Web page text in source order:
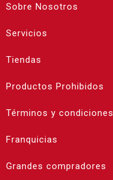
Sobre Nosotros
Servicios
Tiendas
Productos Prohibidos
Términos y condiciones
Franquicias
Grandes compradores